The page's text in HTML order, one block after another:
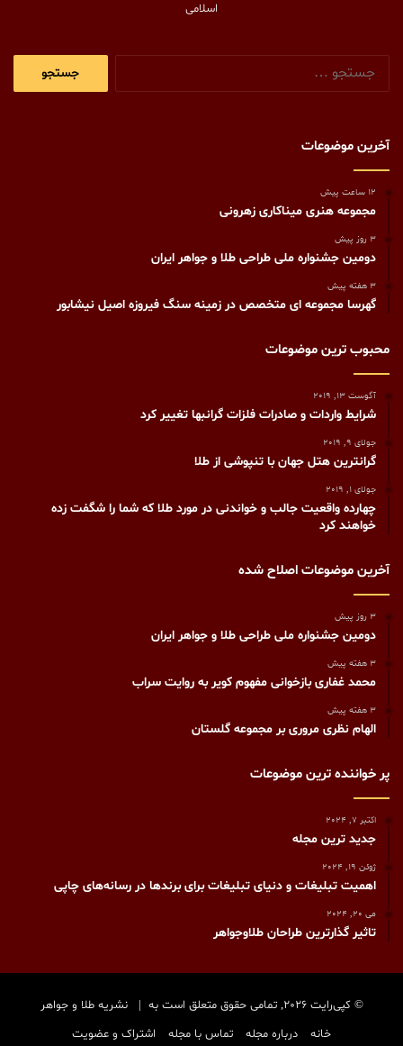
اسلامی
آخرین موضوعات
12 ساعت پیش
مجموعه هنری میناکاری زهرونی
3 روز پیش
دومین جشنواره ملی طراحی طلا و جواهر ایران
3 هفته پیش
گهرسا مجموعه ای متخصص در زمینه سنگ فیروزه اصیل نیشابور
محبوب ترین موضوعات
آگوست 13, 2019
شرایط واردات و صادرات فلزات گرانبها تغییر کرد
جولای 9, 2019
گرانترين هتل جهان با تنپوشی از طلا
جولای 1, 2019
چهارده واقعيت جالب و خواندنی در مورد طلا که شما را شگفت زده
خواهند کرد
آخرین موضوعات اصلاح شده
3 روز پیش
دومین جشنواره ملی طراحی طلا و جواهر ایران
3 هفته پیش
محمد غفاری بازخوانی مفهوم کویر به روایت سراب
3 هفته پیش
الهام نظری مروری بر مجموعه گلستان
پر خواننده ترین موضوعات
اکتبر 7, 2024
جدید ترین مجله
ژوئن 19, 2024
اهمیت تبلیغات و دنیای تبلیغات برای برندها در رسانه‌های چاپی
می 20, 2024
تاثیر گذارترین طراحان طلاوجواهر
© کپی‌رایت 2026, تمامی حقوق متعلق است به |
نشریه طلا و جواهر
خانه
درباره مجله تماس با مجله اشتراک و عضویت